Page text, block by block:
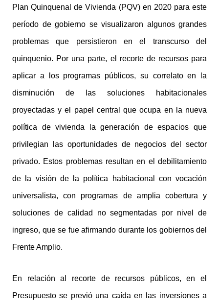
Plan Quinquenal de Vivienda (PQV) en 2020 para este
período de gobierno se visualizaron algunos grandes
problemas que persistieron en el transcurso del
quinquenio. Por una parte, el recorte de recursos para
aplicar a los programas públicos, su correlato en la
disminución de las soluciones habitacionales
proyectadas y el papel central que ocupa en la nueva
política de vivienda la generación de espacios que
privilegian las oportunidades de negocios del sector
privado. Estos problemas resultan en el debilitamiento
de la visión de la política habitacional con vocación
universalista, con programas de amplia cobertura y
soluciones de calidad no segmentadas por nivel de
ingreso, que se fue afirmando durante los gobiernos del
Frente Amplio.
En relación al recorte de recursos públicos, en el
Presupuesto se previó una caída en las inversiones a